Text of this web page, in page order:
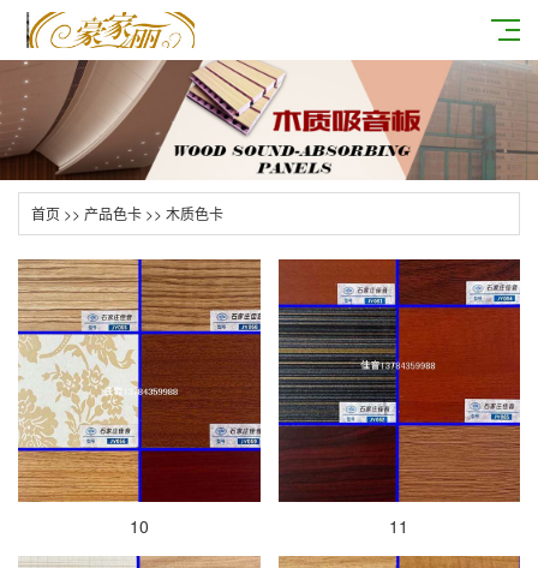
首页 >> 产品色卡 >> 木质色卡
10 11